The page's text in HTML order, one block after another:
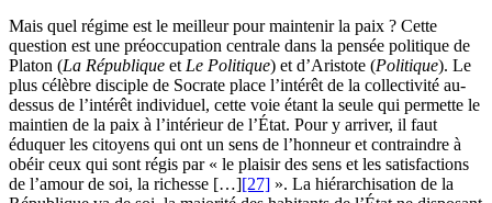
Mais quel régime est le meilleur pour maintenir la paix ? Cette
question est une préoccupation centrale dans la pensée politique de
Platon (La République etLe Politique) et d’Aristote (Politique). Le
plus célèbre disciple de Socrate place l’intérêt de la collectivité au-
dessus de l’intérêt individuel, cette voie étant la seule qui permette le
maintien de la paix à l’intérieur de l’État. Pour y arriver, il faut
éduquer les citoyens qui ont un sens de l’honneur et contraindre à
obéir ceux qui sont régis par « le plaisir des sens et les satisfactions
de l’amour de soi, la richesse […][27] ». La hiérarchisation de la